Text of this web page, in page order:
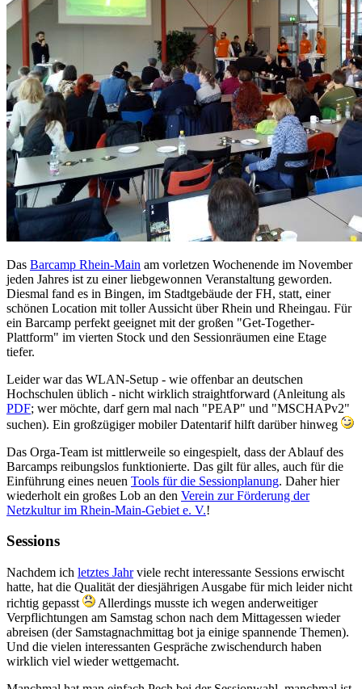
Das Barcamp Rhein-Main am vorletzen Wochenende im November
jeden Jahres ist zu einer liebgewonnen Veranstaltung geworden.
Diesmal fand es in Bingen, im Stadtgebäude der FH, statt, einer
schönen Location mit toller Aussicht über Rhein und Rheingau. Für
ein Barcamp perfekt geeignet mit der großen "Get-Together-
Plattform" im vierten Stock und den Sessionräumen eine Etage
tiefer.
Leider war das WLAN-Setup - wie offenbar an deutschen
Hochschulen üblich - nicht wirklich straightforward (Anleitung als
PDF; wer möchte, darf gern mal nach "PEAP" und "MSCHAPv2"
suchen). Ein großzügiger mobiler Datentarif hilft darüber hinweg
Das Orga-Team ist mittlerweile so eingespielt, dass der Ablauf des
Barcamps reibungslos funktionierte. Das gilt für alles, auch für die
Einführung eines neuen Tools für die Sessionplanung. Daher hier
wiederholt ein großes Lob an den Verein zur Förderung der
Netzkultur im Rhein-Main-Gebiet e. V.!
Sessions
Nachdem ich letztes Jahrviele recht interessante Sessions erwischt
hatte, hat die Qualität der diesjährigen Ausgabe für mich leider nicht
richtig gepasst
Allerdings musste ich wegen anderweitiger
Verpflichtungen am Samstag schon nach dem Mittagessen wieder
abreisen (der Samstagnachmittag bot ja einige spannende Themen).
Und die vielen interessanten Gespräche zwischendurch haben
wirklich viel wieder wettgemacht.